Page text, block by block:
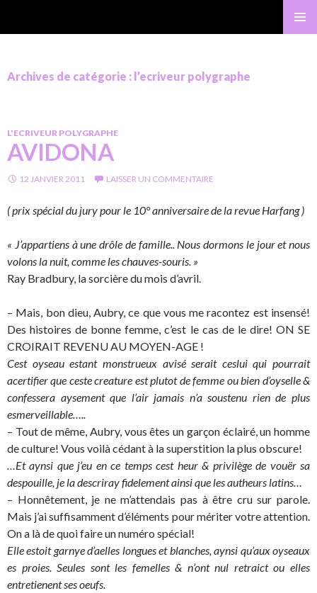
Archives de catégorie : l’ecriveur polygraphe
L'ECRIVEUR POLYGRAPHE
AVIDONA
12 JANVIER 2011 LAISSER UN COMMENTAIRE
( prix spécial du jury pour le 10° anniversaire de la revue Harfang )
« J’appartiens à une drôle de famille.. Nous dormons le jour et nous
volons la nuit, comme les chauves-souris. »
Ray Bradbury, la sorcière du mois d’avril.
– Mais, bon dieu, Aubry, ce que vous me racontez est insensé!
Des histoires de bonne femme, c’est le cas de le dire! ON SE
CROIRAIT REVENU AU MOYEN-AGE !
Cest oyseau estant monstrueux avisé serait ceslui qui pourrait
acertifier que ceste creature est plutot de femme ou bien d’oyselle &
confessera aysement que l’air jamais n’a soustenu rien de plus
esmerveillable…..
– Tout de même, Aubry, vous êtes un garçon éclairé, un homme
de culture! Vous voilà cédant à la superstition la plus obscure!
…Et aynsi que j’eu en ce temps cest heur & privilège de vouër sa
despouille, je la descriray fidelement ainsi que les autheurs latins…
– Honnêtement, je ne m’attendais pas à être cru sur parole.
Mais j’ai suffisamment d’éléments pour mériter votre attention.
On a là de quoi faire un numéro spécial!
Elle estoit garnye d’aelles longues et blanches, aynsi qu’aux oyseaux
es proies. Seules sont les femelles & n’ont nul retraict ou elles
entretienent ses oeufs.